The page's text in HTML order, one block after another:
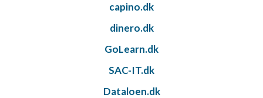
capino.dk
dinero.dk
GoLearn.dk
SAC-IT.dk
Dataloen.dk